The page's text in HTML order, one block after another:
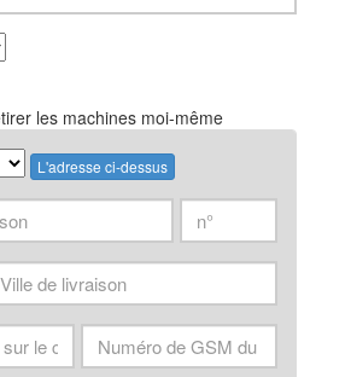
les machines moi-même
L'adresse ci-dessus
n°
de
Contactpersoon
gsm